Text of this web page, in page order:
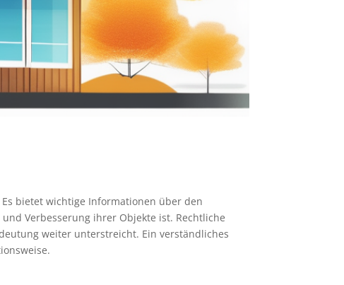
bietet wichtige Informationen über den
Verbesserung ihrer Objekte ist. Rechtliche
weiter unterstreicht. Ein verständliches